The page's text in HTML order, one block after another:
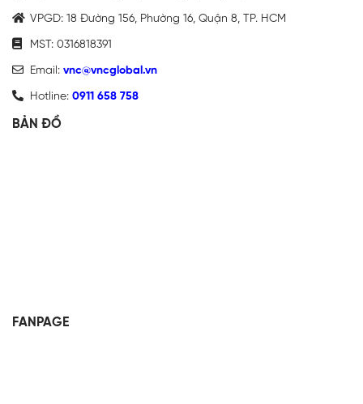
VPGD: 18 Đường 156, Phường 16, Quận 8, TP. HCM
MST: 0316818391
Email: vnc@vncglobal.vn
Hotline: 0911 658 758
BẢN ĐỒ
FANPAGE